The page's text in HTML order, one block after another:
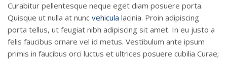
Curabitur pellentesque neque eget diam posuere porta.
Quisque ut nulla at nunc vehicula lacinia. Proin adipiscing
porta tellus, ut feugiat nibh adipiscing sit amet. In eu justo a
felis faucibus ornare vel id metus. Vestibulum ante ipsum
primis in faucibus orci luctus et ultrices posuere cubilia Curae;